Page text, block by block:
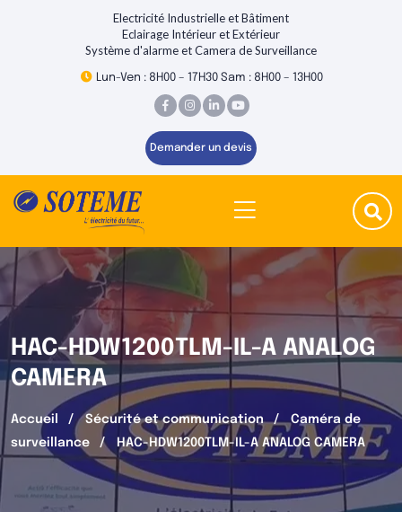
Electricité Industrielle et Bâtiment
Eclairage Intérieur et Extérieur
Système d'alarme et Camera de Surveillance
Lun-Ven : 8H00 – 17H30 Sam : 8H00 – 13H00
Demander un devis
HAC-HDW1200TLM-IL-A ANALOG
CAMERA
Accueil Sécurité et communication
Caméra de
surveillance
HAC-HDW1200TLM-IL-A ANALOG CAMERA